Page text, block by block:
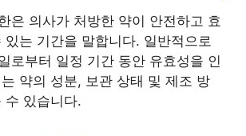
은 의사가 처방한 약이 안전하고 효
있는 기간을 말합니다. 일반적으로
로부터 일정 기간 동안 유효성을 인
약의 성분, 보관 상태 및 제조 방
수 있습니다.